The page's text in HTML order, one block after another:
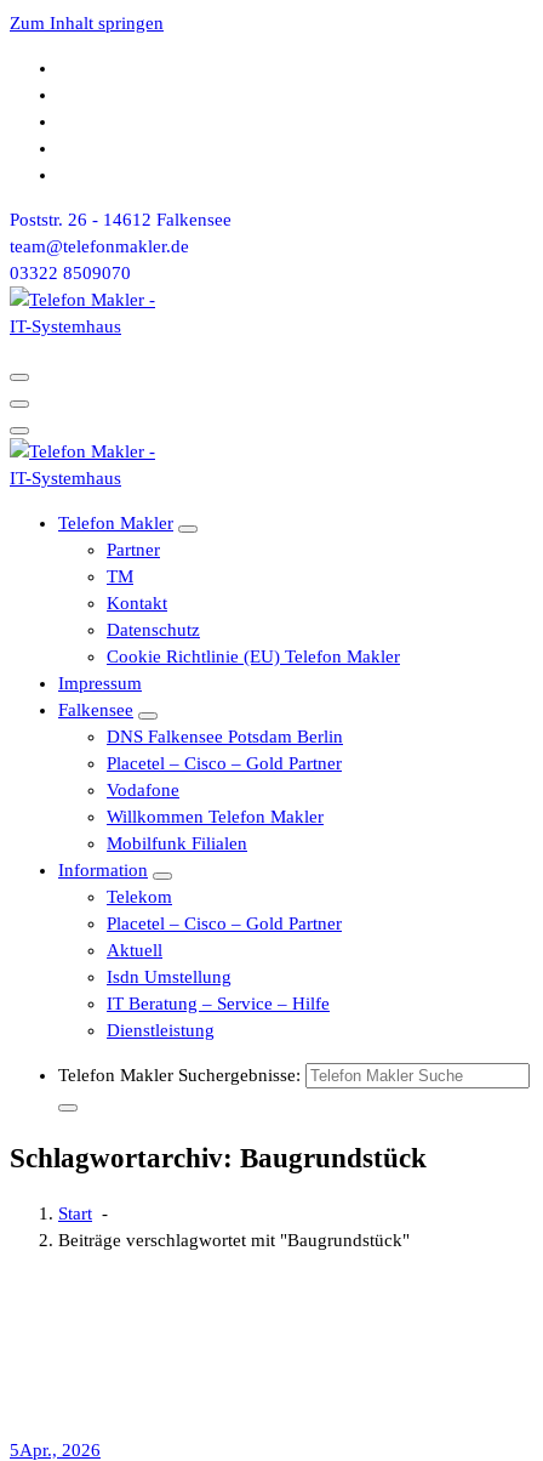
Zum Inhalt springen
Poststr. 26 - 14612 Falkensee
team@telefonmakler.de
03322 8509070
Telefon Makler
Partner
TM
Kontakt
Datenschutz
Cookie Richtlinie (EU) Telefon Makler
Impressum
Falkensee
DNS Falkensee Potsdam Berlin
Placetel – Cisco – Gold Partner
Vodafone
Willkommen Telefon Makler
Mobilfunk Filialen
Information
Telekom
Placetel – Cisco – Gold Partner
Aktuell
Isdn Umstellung
IT Beratung – Service – Hilfe
Dienstleistung
Telefon Makler Suchergebnisse:
Schlagwortarchiv: Baugrundstück
Start -
Beiträge verschlagwortet mit "Baugrundstück"
5Apr., 2026